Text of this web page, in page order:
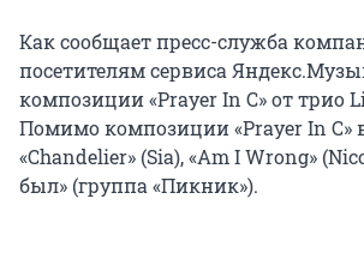
Как сообщает пресс-служба
посетителям сервиса
композиции «Prayer In C» от трио
Помимо композиции «Prayer In C»
«Chandelier» (Sia), «Am I Wrong»
был» (группа «Пикник»).